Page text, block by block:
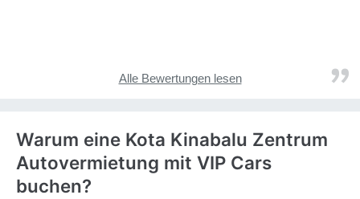
Alle Bewertungen lesen
Warum eine Kota Kinabalu Zentrum
Autovermietung mit VIP Cars
buchen?